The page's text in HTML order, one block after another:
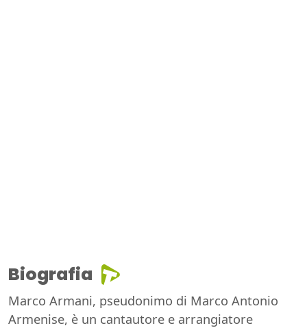
Biografia
Marco Armani, pseudonimo di Marco Antonio
Armenise, è un cantautore e arrangiatore